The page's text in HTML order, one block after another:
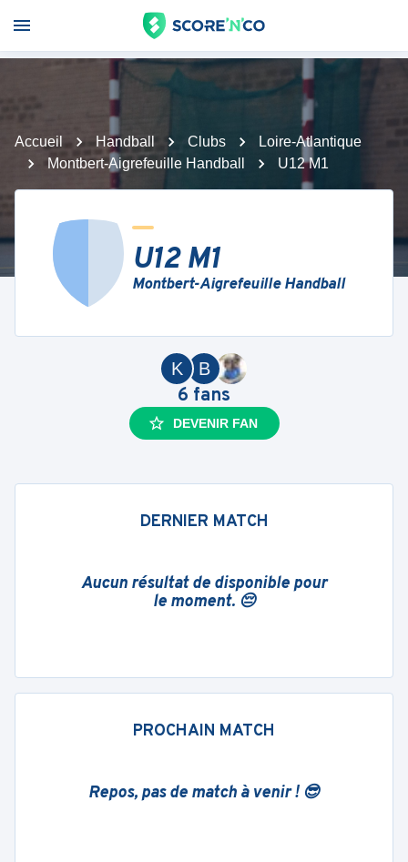
Accueil Handball Clubs
Loire-Atlantique
Montbert-Aigrefeuille Handball
U12 M1
U12 M1
Montbert-Aigrefeuille Handball
B
K
6 fans
DEVENIR FAN
DERNIER MATCH
Aucun résultat de disponible pour
le moment. 😔
PROCHAIN MATCH
Repos, pas de match à venir ! 😎